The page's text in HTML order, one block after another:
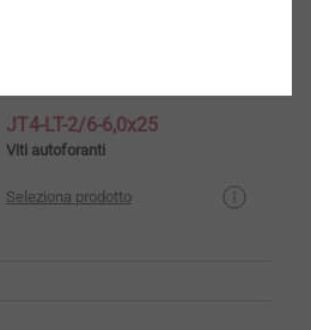
JT4-LT-2/6-6,0x25
Viti autoforanti
Seleziona prodotto